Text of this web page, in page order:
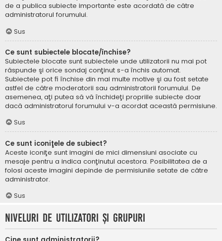
de a publica subiecte importante este acordată de către
administratorul forumului.
Sus
Ce sunt subiectele blocate/închise?
Subiectele blocate sunt subiectele unde utilizatorii nu mai pot
răspunde şi orice sondaj conţinut s-a închis automat.
Subiectele pot fi închise din mai multe motive şi au fost setate
astfel de către moderatorii sau administratorii forumului. De
asemenea, aţi putea să vă închideţi propriile subiecte doar
dacă administratorul forumului v-a acordat această permisiune.
Sus
Ce sunt iconiţele de subiect?
Aceste iconiţe sunt imagini de mici dimensiuni asociate cu
mesaje pentru a indica conţinutul acestora. Posibilitatea de a
folosi aceste imagini depinde de permisiunile setate de către
administrator.
Sus
Niveluri de utilizatori şi grupuri